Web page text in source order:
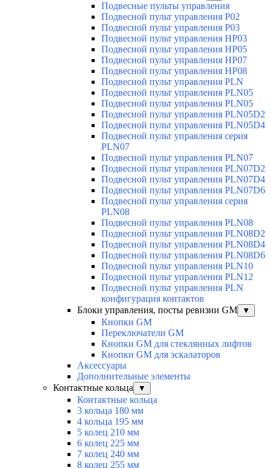
Подвесные пульты управления
Подвесной пульт управления P02
Подвесной пульт управления P03
Подвесной пульт управления HP03
Подвесной пульт управления HP05
Подвесной пульт управления HP07
Подвесной пульт управления HP08
Подвесной пульт управления PLN
Подвесной пульт управления PLN05
Подвесной пульт управления PLN05
Подвесной пульт управления PLN05D2
Подвесной пульт управления PLN05D4
Подвесной пульт управления серия
PLN07
Подвесной пульт управления PLN07
Подвесной пульт управления PLN07D2
Подвесной пульт управления PLN07D4
Подвесной пульт управления PLN07D6
Подвесной пульт управления серия
PLN08
Подвесной пульт управления PLN08
Подвесной пульт управления PLN08D2
Подвесной пульт управления PLN08D4
Подвесной пульт управления PLN08D6
Подвесной пульт управления PLN10
Подвесной пульт управления PLN12
Подвесной пульт управления PLN
конфигурация контактов
Блоки управления, посты ревизии GM
▼
Кнопки GM
Переключатели GM
Кнопки GM для стеклянных лифтов
Кнопки GM для эскалаторов
Аксессуары
Дополнительные элементы
Контактные кольца
▼
Контактные кольца
3 кольца 180 мм
4 кольца 195 мм
5 колец 210 мм
6 колец 225 мм
7 колец 240 мм
8 колец 255 мм